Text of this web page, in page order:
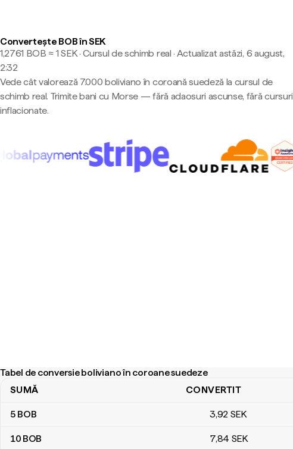
Convertește BOB în SEK
1,2761 BOB ≈ 1 SEK · Cursul de schimb real · Actualizat astăzi, 6 august,
2:32
Vede cât valorează 7.000 boliviano în coroană suedeză la cursul de
schimb real. Trimite bani cu Morse — fără adaosuri ascunse, fără cursuri
inflacionate.
Tabel de conversie boliviano în coroane suedeze
Tabel de conversie boliviano în coroane suedeze
SUMĂ CONVERTIT
5 BOB 3,92 SEK
10 BOB 7,84 SEK